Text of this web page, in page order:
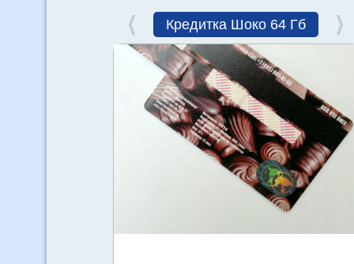
Кредитка Шоко 64 Гб